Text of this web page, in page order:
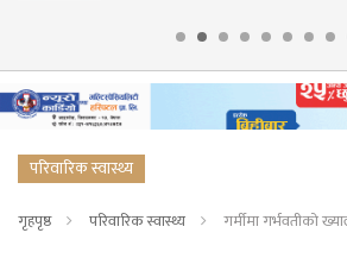
परिवारिक स्वास्थ्य
गृहपृष्ठ परिवारिक स्वास्थ्य गर्मीमा गर्भवतीको